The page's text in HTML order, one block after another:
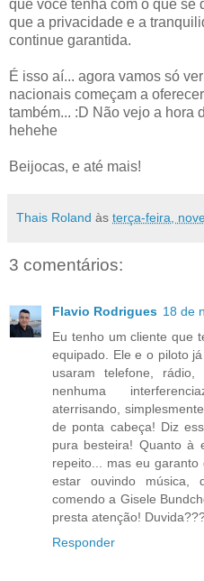
que você tenha com o que se
que a privacidade e a
continue garantida.
É isso aí... agora vamos só
nacionais começam a
também... :D Não vejo a hora
hehehe
Beijocas, e até mais!
Thais Roland às terça-feira,
3 comentários:
Flavio Rodrigues 18 de
Eu tenho um cliente que
equipado. Ele e o piloto
usaram telefone, rádio,
nenhuma
aterrisando,
de ponta cabeça! Diz
pura besteira! Quanto à
repeito... mas eu
estar ouvindo música,
comendo a Gisele
presta atenção!
Responder